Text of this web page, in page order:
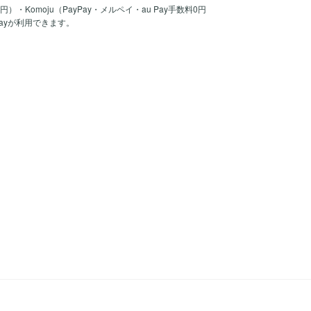
）・Komoju（PayPay・メルペイ・au Pay手数料0円
利用できます。